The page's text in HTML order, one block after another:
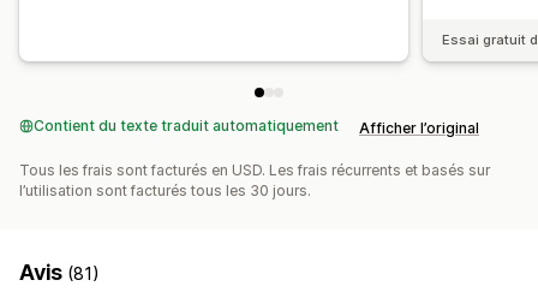
Essai gratuit
Contient du texte traduit automatiquement Afficher l’original
Tous les frais sont facturés en USD. Les frais récurrents et basés sur
l’utilisation sont facturés tous les 30 jours.
Avis (81)